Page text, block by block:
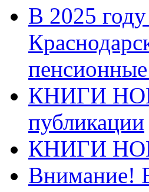
В 2025
КНИГИ
публикации
КНИГИ
Внимание!